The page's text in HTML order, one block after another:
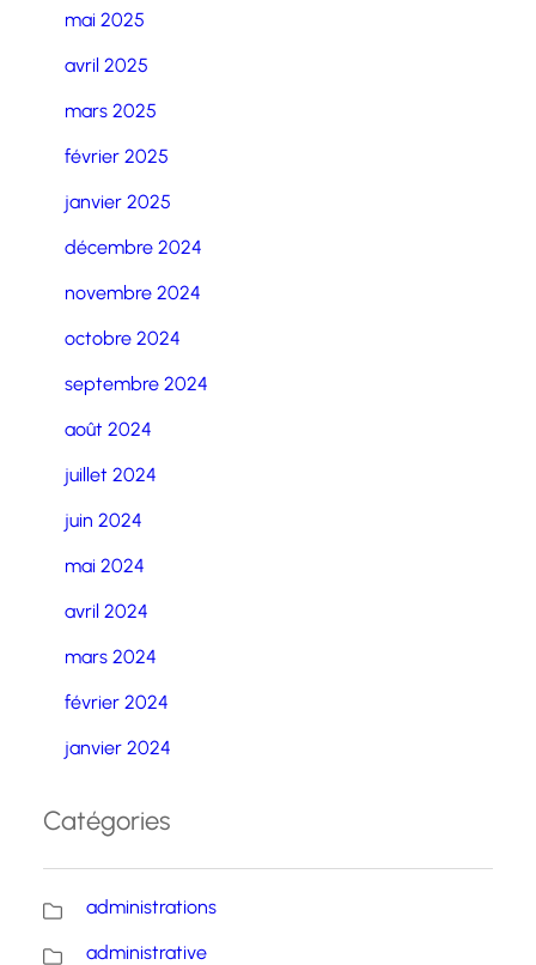
mai 2025
avril 2025
mars 2025
février 2025
janvier 2025
décembre 2024
novembre 2024
octobre 2024
septembre 2024
août 2024
juillet 2024
juin 2024
mai 2024
avril 2024
mars 2024
février 2024
janvier 2024
Catégories
administrations
administrative